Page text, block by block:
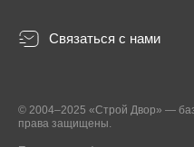
Связаться с нами
© 2004–2025 «Строй Двор» —
права защищены.